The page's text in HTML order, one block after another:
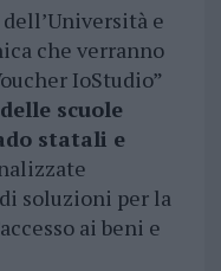
e
che verranno
IoStudio”
scuole
statali e
soluzioni per la
ai beni e